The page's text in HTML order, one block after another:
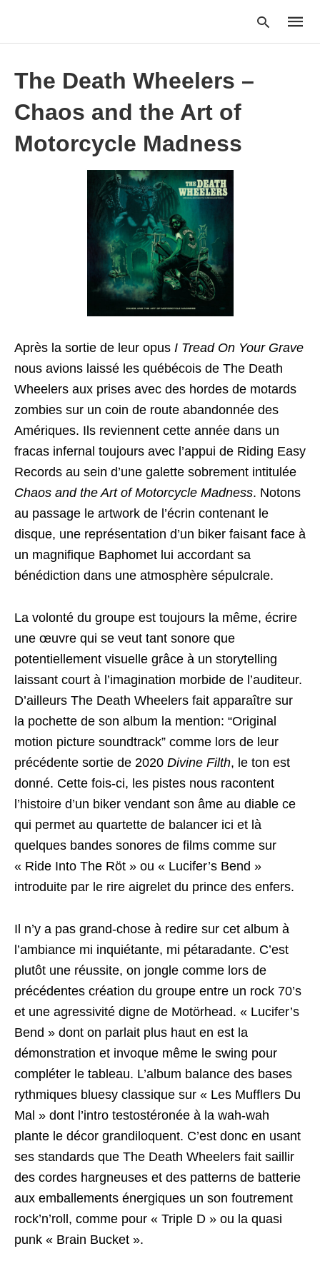
The Death Wheelers –
Chaos and the Art of
Motorcycle Madness
Après la sortie de leur opus I Tread On Your Grave
nous avions laissé les québécois de The Death
Wheelers aux prises avec des hordes de motards
zombies sur un coin de route abandonnée des
Amériques. Ils reviennent cette année dans un
fracas infernal toujours avec l’appui de Riding Easy
Records au sein d’une galette sobrement intitulée
Chaos and the Art of Motorcycle Madness. Notons
au passage le artwork de l’écrin contenant le
disque, une représentation d’un biker faisant face à
un magnifique Baphomet lui accordant sa
bénédiction dans une atmosphère sépulcrale.
La volonté du groupe est toujours la même, écrire
une œuvre qui se veut tant sonore que
potentiellement visuelle grâce à un storytelling
laissant court à l’imagination morbide de l’auditeur.
D’ailleurs The Death Wheelers fait apparaître sur
la pochette de son album la mention: “Original
motion picture soundtrack” comme lors de leur
précédente sortie de 2020 Divine Filth, le ton est
donné. Cette fois-ci, les pistes nous racontent
l’histoire d’un biker vendant son âme au diable ce
qui permet au quartette de balancer ici et là
quelques bandes sonores de films comme sur
« Ride Into The Röt » ou « Lucifer’s Bend »
introduite par le rire aigrelet du prince des enfers.
Il n’y a pas grand-chose à redire sur cet album à
l’ambiance mi inquiétante, mi pétaradante. C’est
plutôt une réussite, on jongle comme lors de
précédentes création du groupe entre un rock 70’s
et une agressivité digne de Motörhead. « Lucifer’s
Bend » dont on parlait plus haut en est la
démonstration et invoque même le swing pour
compléter le tableau. L’album balance des bases
rythmiques bluesy classique sur « Les Mufflers Du
Mal » dont l’intro testostéronée à la wah-wah
plante le décor grandiloquent. C’est donc en usant
ses standards que The Death Wheelers fait saillir
des cordes hargneuses et des patterns de batterie
aux emballements énergiques un son foutrement
rock’n’roll, comme pour « Triple D » ou la quasi
punk « Brain Bucket ».